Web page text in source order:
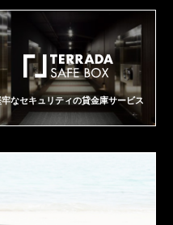
牢なセキュリティの貸金庫サービス